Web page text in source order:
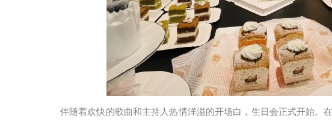
伴随着欢快的歌曲和主持人热情洋溢的开场白，生日会正式开始。